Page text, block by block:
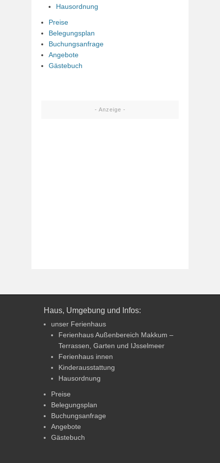
Hausordnung
Preise
Belegungsplan
Buchungsanfrage
Angebote
Gästebuch
- Anzeige -
Haus, Umgebung und Infos:
unser Ferienhaus
Ferienhaus Außenbereich Makkum –
Terrassen, Garten und IJsselmeer
Ferienhaus innen
Kinderausstattung
Hausordnung
Preise
Belegungsplan
Buchungsanfrage
Angebote
Gästebuch